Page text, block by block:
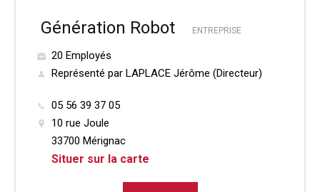
Génération Robot ENTREPRISE
20 Employés
Représenté par LAPLACE Jérôme (Directeur)
05 56 39 37 05
10 rue Joule
33700 Mérignac
Situer sur la carte